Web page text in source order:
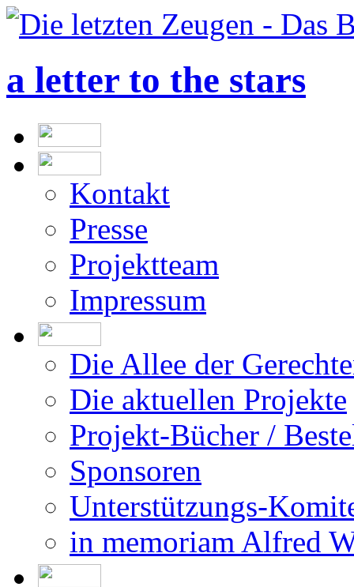
a letter to the stars
Kontakt
Presse
Projektteam
Impressum
Die Allee der
Die aktuellen Projekte
Projekt-Bücher /
Sponsoren
Unterstützungs-
in memoriam Alfred